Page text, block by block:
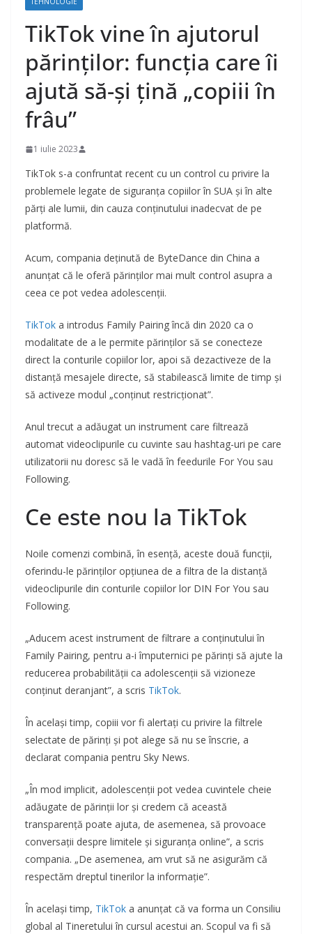
TikTok vine în ajutorul
părinților: funcția care îi
ajută să-și țină „copiii în
frâu”
1 iulie 2023
TikTok s-a confruntat recent cu un control cu privire la
problemele legate de siguranța copiilor în SUA și în alte
părți ale lumii, din cauza conținutului inadecvat de pe
platformă.
Acum, compania deținută de ByteDance din China a
anunțat că le oferă părinților mai mult control asupra a
ceea ce pot vedea adolescenții.
TikTok a introdus Family Pairing încă din 2020 ca o
modalitate de a le permite părinților să se conecteze
direct la conturile copiilor lor, apoi să dezactiveze de la
distanță mesajele directe, să stabilească limite de timp și
să activeze modul „conținut restricționat”.
Anul trecut a adăugat un instrument care filtrează
automat videoclipurile cu cuvinte sau hashtag-uri pe care
utilizatorii nu doresc să le vadă în feedurile For You sau
Following.
Ce este nou la TikTok
Noile comenzi combină, în esență, aceste două funcții,
oferindu-le părinților opțiunea de a filtra de la distanță
videoclipurile din conturile copiilor lor DIN For You sau
Following.
„Aducem acest instrument de filtrare a conținutului în
Family Pairing, pentru a-i împuternici pe părinți să ajute la
reducerea probabilității ca adolescenții să vizioneze
conținut deranjant”, a scris TikTok.
În același timp, copiii vor fi alertați cu privire la filtrele
selectate de părinți și pot alege să nu se înscrie, a
declarat compania pentru Sky News.
„În mod implicit, adolescenții pot vedea cuvintele cheie
adăugate de părinții lor și credem că această
transparență poate ajuta, de asemenea, să provoace
conversații despre limitele și siguranța online”, a scris
compania. „De asemenea, am vrut să ne asigurăm că
respectăm dreptul tinerilor la informație”.
În același timp, TikTok a anunțat că va forma un Consiliu
global al Tineretului în cursul acestui an. Scopul va fi să